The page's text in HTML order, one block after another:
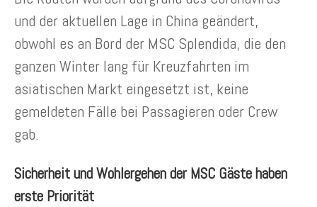
und der aktuellen Lage in China geändert,
obwohl es an Bord der MSC Splendida, die den
ganzen Winter lang für Kreuzfahrten im
asiatischen Markt eingesetzt ist, keine
gemeldeten Fälle bei Passagieren oder Crew
gab.
Sicherheit und Wohlergehen der MSC Gäste haben
erste Priorität